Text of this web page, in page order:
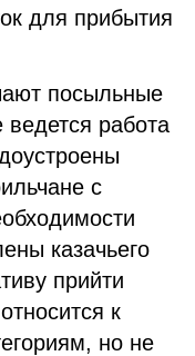
для прибытия
посыльные
ведется работа
с
казачьего
прийти
к
но не